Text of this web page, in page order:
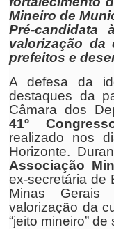
Mineiro de
Pré-candidata
valorização da
prefeitos e
A defesa da
destaques da
Câmara dos
41º
realizado nos
Horizonte.
Associação
ex-secretária de
Minas Gerais
valorização da
“jeito mineiro” de